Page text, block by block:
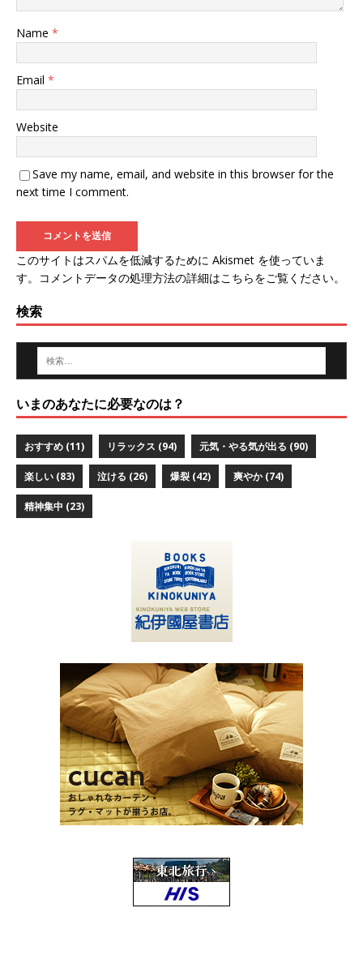
Name *
Email *
Website
Save my name, email, and website in this browser for the
next time I comment.
このサイトはスパムを低減するために Akismet を使っていま
す。 コメントデータの処理方法の詳細はこちらをご覧ください。
検索
いまのあなたに必要なのは？
おすすめ (11) リラックス (94) 元気・やる気が出る (90)
楽しい (83) 泣ける (26) 爆裂 (42) 爽やか(74)
精神集中 (23)